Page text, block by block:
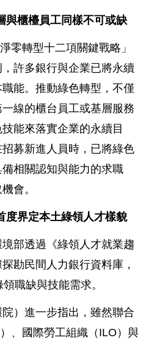
與櫃檯員工同樣不可或缺
零轉型十二項關鍵戰略」
許多銀行與企業已將永續
能。推動綠色轉型，不僅
線的櫃台員工或基層服務
能來落實企業的永續目
募新進人員時，已將綠色
相關認知與能力的求職
會。
度界定本土綠領人才樣貌
部透過《綠領人才就業趨
勘民間人力銀行資料庫，
職缺與技能需求。
）進一步指出，雖然聯合
、國際勞工組織（ILO）與